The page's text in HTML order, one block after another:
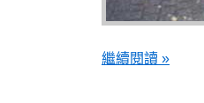
繼續閱讀 »